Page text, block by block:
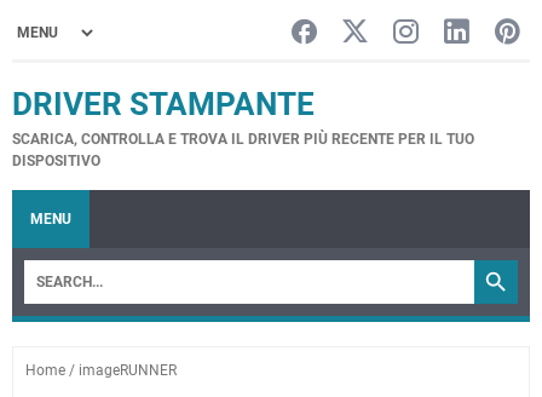
DRIVER STAMPANTE
SCARICA, CONTROLLA E TROVA IL DRIVER PIÙ RECENTE PER IL TUO
DISPOSITIVO
MENU
Home / imageRUNNER